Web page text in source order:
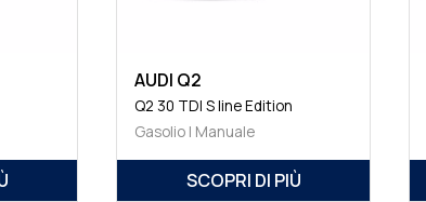
AUDI Q2
Q2 30 TDI S line Edition
Gasolio | Manuale
SCOPRI DI PIÙ